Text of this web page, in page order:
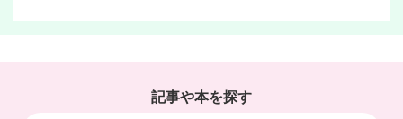
記事や本を探す